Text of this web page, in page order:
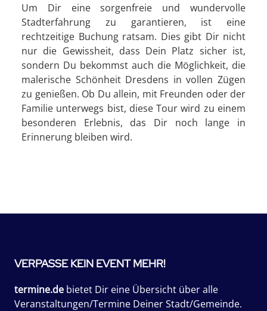
Um Dir eine sorgenfreie und wundervolle
Stadterfahrung zu garantieren, ist eine
rechtzeitige Buchung ratsam. Dies gibt Dir nicht
nur die Gewissheit, dass Dein Platz sicher ist,
sondern Du bekommst auch die Möglichkeit, die
malerische Schönheit Dresdens in vollen Zügen
zu genießen. Ob Du allein, mit Freunden oder der
Familie unterwegs bist, diese Tour wird zu einem
besonderen Erlebnis, das Dir noch lange in
Erinnerung bleiben wird.
VERPASSE KEIN EVENT MEHR!
termine.de bietet Dir eine Übersicht über alle
Veranstaltungen/Termine Deiner Stadt/Gemeinde.